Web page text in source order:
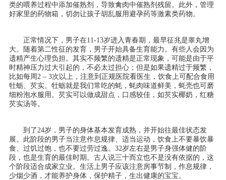
类的喂养过程中添加催熟剂，导致禽肉中催熟剂残留。此外，管理
好家里的药物箱，切勿让孩子胡乱服用避孕药等激素类药物。
正常情况下，男子在11-13岁进入青春期，最早征兆是睾丸增
大。随着第二性征的发育，男子开始具备生育能力。有些人会因为
遗精产生心理负担。其实不频繁的遗精是正常现象，可能是由于平
时精神压力过大引起的，不必太过担心；但是如果遗精过于频繁，
比如每周2 – 3次以上，注意到正规医院看医生，饮食上可配合食用
牡蛎、芡实。牡蛎就是我们常吃的蚝，蚝肉味道鲜美，蚝壳也可磨
细粉泡水服用。芡实可以做成甜点，口感较佳，如芡实椰奶，红糖
芡实汤等。
到了24岁，男子的身体基本发育成熟，并开始往最佳状态发
展。此阶段的男子当注意作息规律、适当运动，饮食上不要暴饮暴
食、过饥过饱，也不要过劳过逸。32岁左右是男子身强体健的阶
段，也是生育的最佳时期。古人说三十而立也不是没有依据的，这
个阶段适合成家立业。生活上男子应该注意房事节制，作息规律，
少烟少酒，才能养护身体，保护精子，生出健康的宝宝。